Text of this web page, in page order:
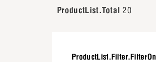
ProductList.Total 20
ProductList.Filter.FilterOn